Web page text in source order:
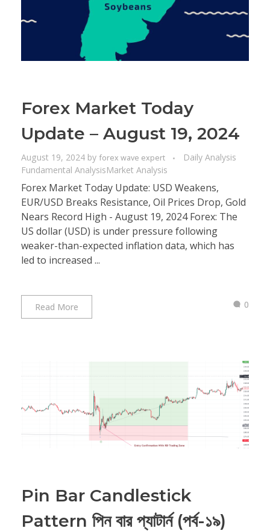
Forex Market Today
Update – August 19, 2024
August 19, 2024 by forex wave expert
Daily Analysis
Fundamental AnalysisMarket Analysis
Forex Market Today Update: USD Weakens,
EUR/USD Breaks Resistance, Oil Prices Drop, Gold
Nears Record High - August 19, 2024 Forex: The
US dollar (USD) is under pressure following
weaker-than-expected inflation data, which has
led to increased ...
Read More 0
Pin Bar Candlestick
Pattern পিন বার প্যাটার্ন (পর্ব-১৯)